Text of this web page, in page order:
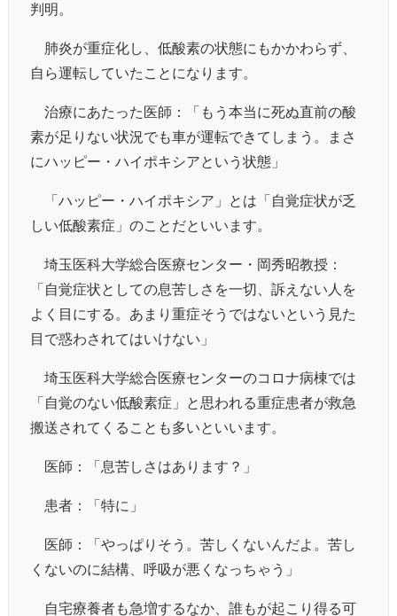
判明。
肺炎が重症化し、低酸素の状態にもかかわらず、
自ら運転していたことになります。
治療にあたった医師：「もう本当に死ぬ直前の酸
素が足りない状況でも車が運転できてしまう。まさ
にハッピー・ハイポキシアという状態」
「ハッピー・ハイポキシア」とは「自覚症状が乏
しい低酸素症」のことだといいます。
埼玉医科大学総合医療センター・岡秀昭教授：
「自覚症状としての息苦しさを一切、訴えない人を
よく目にする。あまり重症そうではないという見た
目で惑わされてはいけない」
埼玉医科大学総合医療センターのコロナ病棟では
「自覚のない低酸素症」と思われる重症患者が救急
搬送されてくることも多いといいます。
医師：「息苦しさはあります？」
患者：「特に」
医師：「やっぱりそう。苦しくないんだよ。苦し
くないのに結構、呼吸が悪くなっちゃう」
自宅療養者も急増するなか、誰もが起こり得る可